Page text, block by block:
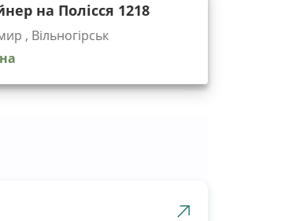
на Полісся 1218
, Вільногірськ